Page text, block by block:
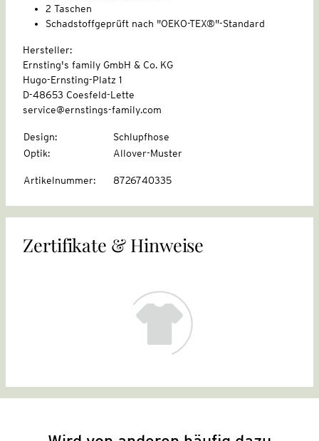
2 Taschen
Schadstoffgeprüft nach "OEKO-TEX®"-Standard
Hersteller:
Ernsting's family GmbH & Co. KG
Hugo-Ernsting-Platz 1
D-48653 Coesfeld-Lette
service@ernstings-family.com
Design:
Schlupfhose
Optik: Allover-Muster
Artikelnummer: 8726740335
Zertifikate & Hinweise